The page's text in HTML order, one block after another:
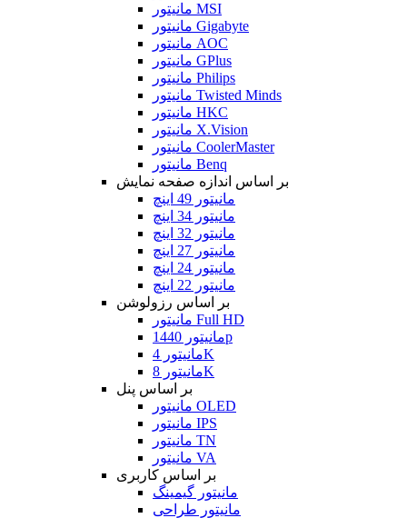
مانیتور MSI
مانیتور Gigabyte
مانیتور AOC
مانیتور GPlus
مانیتور Philips
مانیتور Twisted Minds
مانیتور HKC
مانیتور X.Vision
مانیتور CoolerMaster
مانیتور Benq
بر اساس اندازه صفحه نمایش
مانیتور 49 اینچ
مانیتور 34 اینچ
مانیتور 32 اینچ
مانیتور 27 اینچ
مانیتور 24 اینچ
مانیتور 22 اینچ
بر اساس رزولوشن
مانیتور Full HD
مانیتور 1440p
مانیتور 4K
مانیتور 8K
بر اساس پنل
مانیتور OLED
مانیتور IPS
مانیتور TN
مانیتور VA
بر اساس کاربری
مانیتور گیمینگ
مانیتور طراحی